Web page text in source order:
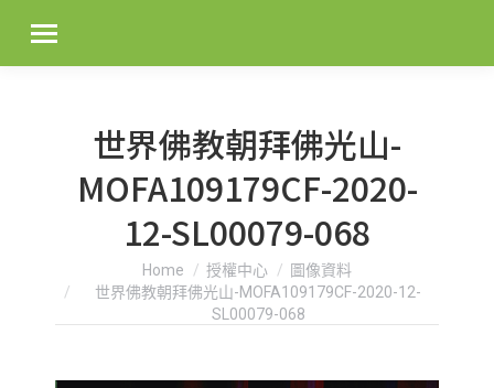
世界佛教朝拜佛光山-
MOFA109179CF-2020-
12-SL00079-068
You are here:Home 授權中心
圖像資料
世界佛教朝拜佛光山-MOFA109179CF-2020-12-
SL00079-068